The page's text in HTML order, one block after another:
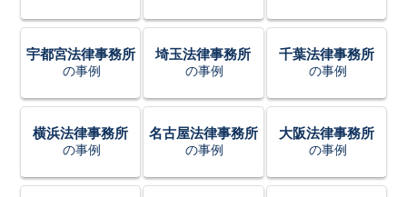
宇都宮法律事務所
の事例
埼玉法律事務所
の事例
千葉法律事務所
の事例
横浜法律事務所
の事例
名古屋法律事務所
の事例
大阪法律事務所
の事例